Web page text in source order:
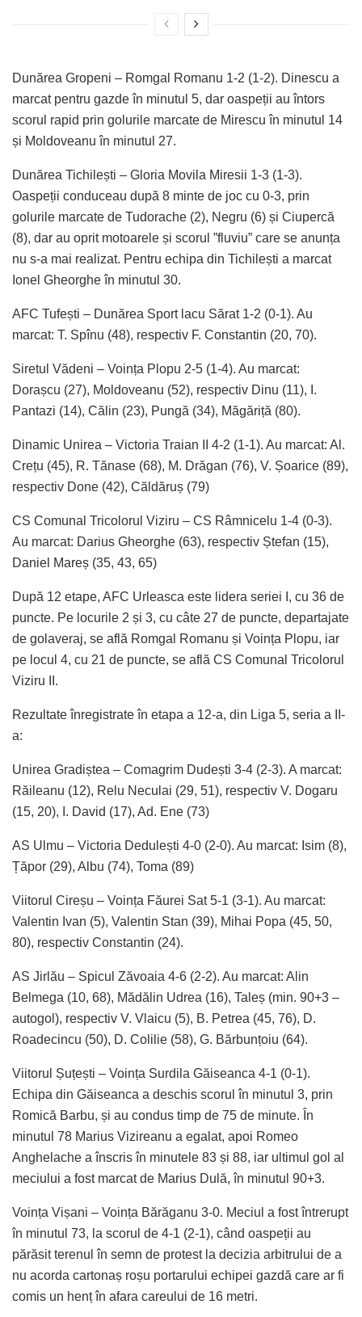
Dunărea Gropeni – Romgal Romanu 1-2 (1-2). Dinescu a
marcat pentru gazde în minutul 5, dar oaspeții au întors
scorul rapid prin golurile marcate de Mirescu în minutul 14
și Moldoveanu în minutul 27.
Dunărea Tichilești – Gloria Movila Miresii 1-3 (1-3).
Oaspeții conduceau după 8 minte de joc cu 0-3, prin
golurile marcate de Tudorache (2), Negru (6) și Ciupercă
(8), dar au oprit motoarele și scorul ”fluviu” care se anunța
nu s-a mai realizat. Pentru echipa din Tichilești a marcat
Ionel Gheorghe în minutul 30.
AFC Tufești – Dunărea Sport lacu Sărat 1-2 (0-1). Au
marcat: T. Spînu (48), respectiv F. Constantin (20, 70).
Siretul Vădeni – Voința Plopu 2-5 (1-4). Au marcat:
Dorașcu (27), Moldoveanu (52), respectiv Dinu (11), I.
Pantazi (14), Călin (23), Pungă (34), Măgăriță (80).
Dinamic Unirea – Victoria Traian II 4-2 (1-1). Au marcat: Al.
Crețu (45), R. Tănase (68), M. Drăgan (76), V. Șoarice (89),
respectiv Done (42), Căldăruș (79)
CS Comunal Tricolorul Viziru – CS Râmnicelu 1-4 (0-3).
Au marcat: Darius Gheorghe (63), respectiv Ștefan (15),
Daniel Mareș (35, 43, 65)
După 12 etape, AFC Urleasca este lidera seriei I, cu 36 de
puncte. Pe locurile 2 și 3, cu câte 27 de puncte, departajate
de golaveraj, se află Romgal Romanu și Voința Plopu, iar
pe locul 4, cu 21 de puncte, se află CS Comunal Tricolorul
Viziru II.
Rezultate înregistrate în etapa a 12-a, din Liga 5, seria a II-
a:
Unirea Gradiștea – Comagrim Dudești 3-4 (2-3). A marcat:
Răileanu (12), Relu Neculai (29, 51), respectiv V. Dogaru
(15, 20), I. David (17), Ad. Ene (73)
AS Ulmu – Victoria Dedulești 4-0 (2-0). Au marcat: Isim (8),
Țăpor (29), Albu (74), Toma (89)
Viitorul Cireșu – Voința Făurei Sat 5-1 (3-1). Au marcat:
Valentin Ivan (5), Valentin Stan (39), Mihai Popa (45, 50,
80), respectiv Constantin (24).
AS Jirlău – Spicul Zăvoaia 4-6 (2-2). Au marcat: Alin
Belmega (10, 68), Mădălin Udrea (16), Taleș (min. 90+3 –
autogol), respectiv V. Vlaicu (5), B. Petrea (45, 76), D.
Roadecincu (50), D. Colilie (58), G. Bărbunțoiu (64).
Viitorul Șuțești – Voința Surdila Găiseanca 4-1 (0-1).
Echipa din Găiseanca a deschis scorul în minutul 3, prin
Romică Barbu, și au condus timp de 75 de minute. În
minutul 78 Marius Vizireanu a egalat, apoi Romeo
Anghelache a înscris în minutele 83 și 88, iar ultimul gol al
meciului a fost marcat de Marius Dulă, în minutul 90+3.
Voința Vișani – Voința Bărăganu 3-0. Meciul a fost întrerupt
în minutul 73, la scorul de 4-1 (2-1), când oaspeții au
părăsit terenul în semn de protest la decizia arbitrului de a
nu acorda cartonaș roșu portarului echipei gazdă care ar fi
comis un henț în afara careului de 16 metri.